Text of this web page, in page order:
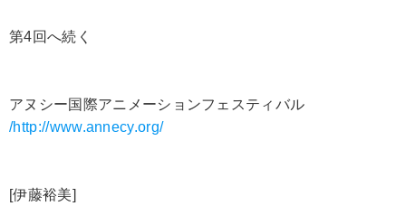
第4回へ続く
アヌシー国際アニメーションフェスティバル
/http://www.annecy.org/
[伊藤裕美]